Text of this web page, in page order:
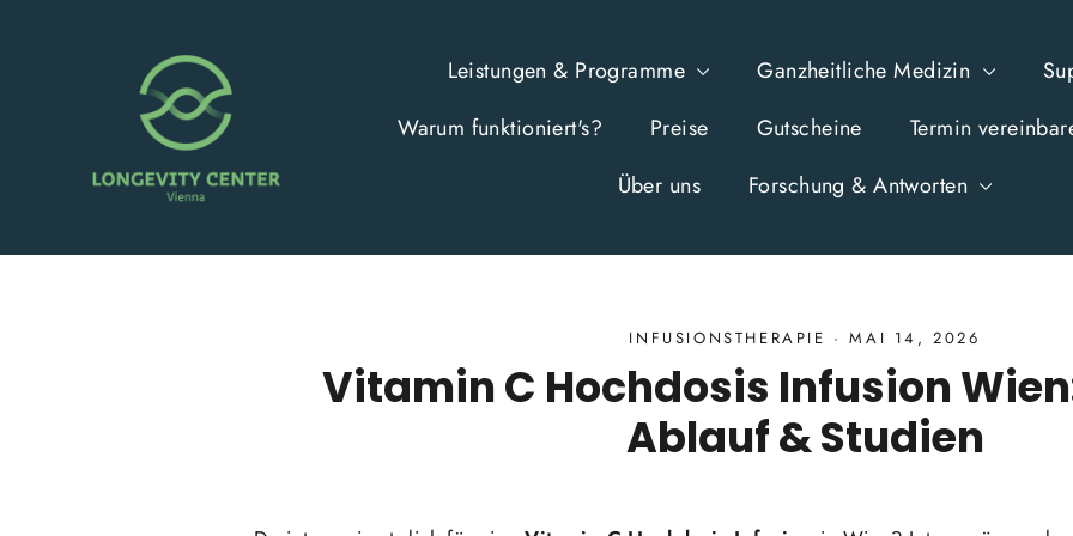
Leistungen & Programme Ganzheitliche Medizin
Warum funktioniert's?
Preise Gutscheine Termin
Über uns
Forschung & Antworten
INFUSIONSTHERAPIE ·MAI 14, 2026
Vitamin C Hochdosis Infusion
Ablauf & Studien